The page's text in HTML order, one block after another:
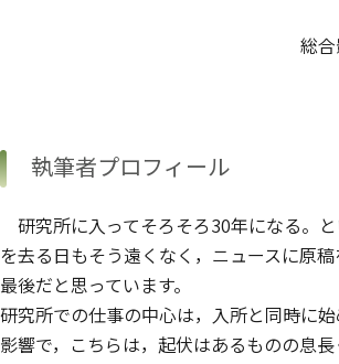
総合
執筆者プロフィール
研究所に入ってそろそろ30年になる。
を去る日もそう遠くなく，ニュースに原
最後だと思っています。
研究所での仕事の中心は，入所と同時に
影響で，こちらは，起伏はあるものの息